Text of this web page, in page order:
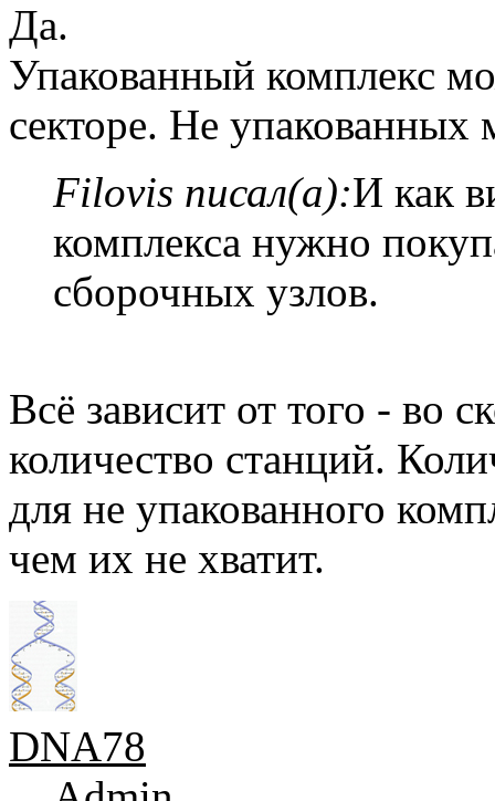
Да.
Упакованный комплекс
секторе. Не упакованных
Filovis писал(а):И как
комплекса нужно
сборочных узлов.
Всё зависит от того - во
количество станций.
для не упакованного
чем их не хватит.
DNA78